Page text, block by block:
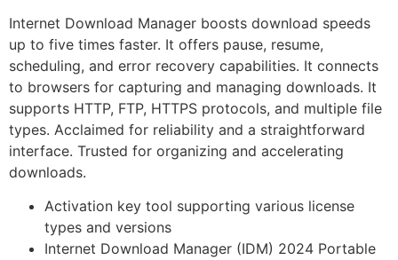
Internet Download Manager boosts download speeds
up to five times faster. It offers pause, resume,
scheduling, and error recovery capabilities. It connects
to browsers for capturing and managing downloads. It
supports HTTP, FTP, HTTPS protocols, and multiple file
types. Acclaimed for reliability and a straightforward
interface. Trusted for organizing and accelerating
downloads.
Activation key tool supporting various license
types and versions
Internet Download Manager (IDM) 2024 Portable